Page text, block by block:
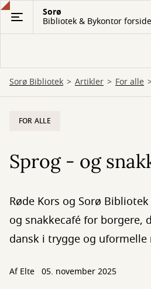
Gå
hovedindhold
Sorø
Bibliotek & Bykontor forside
Sorø Bibliotek Artikler For alle
FOR ALLE
Sprog - og
Røde Kors og Sorø
og snakkecafé for borgere,
dansk i trygge og uformelle
AfElte 05. november 2025